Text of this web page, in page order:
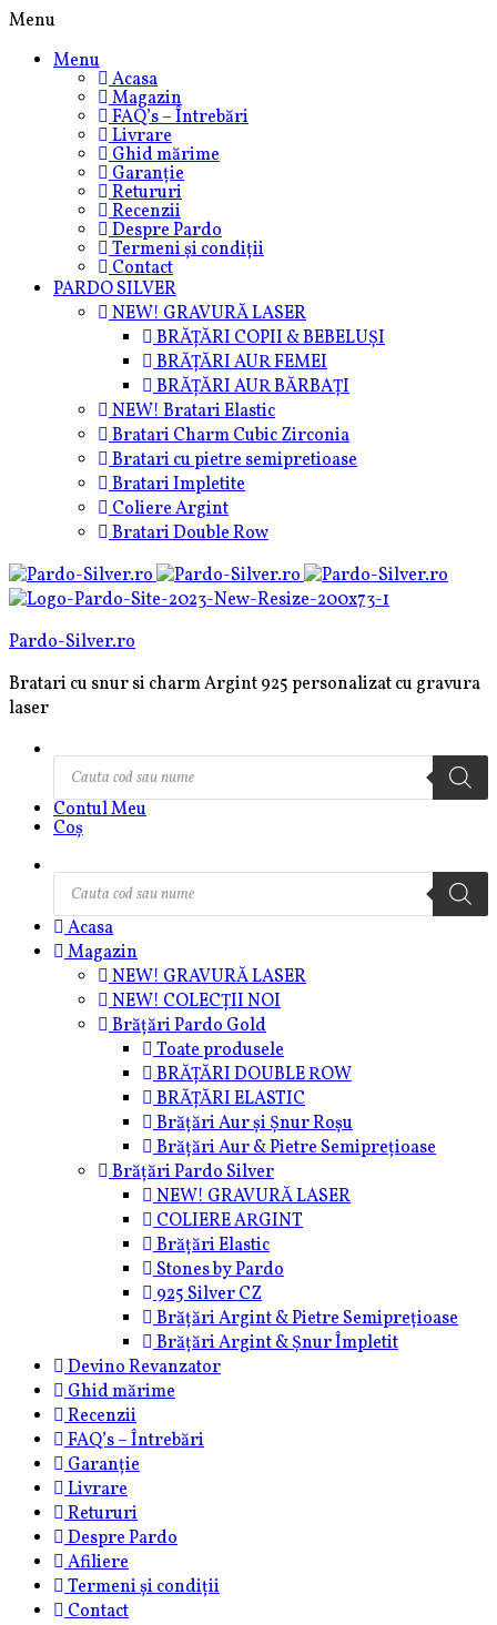
Skip
content
Menu
Menu
Acasa
Magazin
FAQ’s – Întrebări
Livrare
Ghid mărime
Garanție
Retururi
Recenzii
Despre Pardo
Termeni și condiții
Contact
PARDO SILVER
NEW! GRAVURĂ LASER
BRĂȚĂRI COPII & BEBELUȘI
BRĂȚĂRI AUR FEMEI
BRĂȚĂRI AUR BĂRBAȚI
NEW! Bratari Elastic
Bratari Charm Cubic Zirconia
Bratari cu pietre semipretioase
Bratari Impletite
Coliere Argint
Bratari Double Row
Pardo-Silver.ro
Bratari cu snur si charm Argint 925 personalizat cu gravura
laser
Products
search
Contul Meu
Coș
Products
search
Acasa
Magazin
NEW! GRAVURĂ LASER
NEW! COLECȚII NOI
Brățări Pardo Gold
Toate produsele
BRĂȚĂRI DOUBLE ROW
BRĂȚĂRI ELASTIC
Brățări Aur și Șnur Roșu
Brățări Aur & Pietre Semiprețioase
Brățări Pardo Silver
NEW! GRAVURĂ LASER
COLIERE ARGINT
Brățări Elastic
Stones by Pardo
925 Silver CZ
Brățări Argint & Pietre Semiprețioase
Brățări Argint & Șnur Împletit
Devino Revanzator
Ghid mărime
Recenzii
FAQ’s – Întrebări
Garanție
Livrare
Retururi
Despre Pardo
Afiliere
Termeni și condiții
Contact